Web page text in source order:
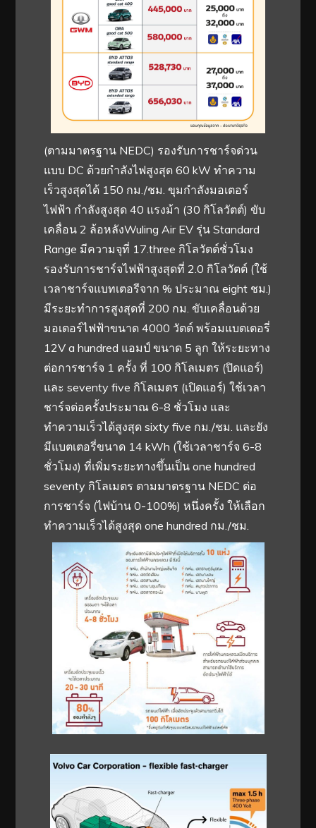
(ตามมาตรฐาน NEDC) รองรับการชาร์จด่วน
แบบ DC ด้วยกำลังไฟสูงสุด 60 kW ทำความ
เร็วสูงสุดได้ 150 กม./ชม. ขุมกำลังมอเตอร์
ไฟฟ้า กำลังสูงสุด 40 แรงม้า (30 กิโลวัตต์) ขับ
เคลื่อน 2 ล้อหลัง​Wuling Air EV รุ่น Standard
Range มีความจุที่ 17.three กิโลวัตต์ชั่วโมง
รองรับการชาร์จไฟฟ้าสูงสุดที่ 2.0 กิโลวัตต์ (ใช้
เวลาชาร์จแบทเตอรีจาก % ประมาณ eight ชม.)
มีระยะทำการสูงสุดที่ 200 กม. ขับเคลื่อนด้วย
มอเตอร์ไฟฟ้าขนาด 4000 วัตต์ พร้อมแบตเตอรี่
12V a hundred แอมป์ ขนาด 5 ลูก ให้ระยะทาง
ต่อการชาร์จ 1 ครั้ง ที่ 100 กิโลเมตร (ปิดแอร์)
และ seventy five กิโลเมตร (เปิดแอร์) ใช้เวลา
ชาร์จต่อครั้งประมาณ 6-8 ชั่วโมง และ
ทำความเร็วได้สูงสุด sixty five กม./ชม. และยัง
มีแบตเตอรี่ขนาด 14 kWh (ใช้เวลาชาร์จ 6-8
ชั่วโมง) ที่เพิ่มระยะทางขึ้นเป็น one hundred
seventy กิโลเมตร ตามมาตรฐาน NEDC ต่อ
การชาร์จ (ไฟบ้าน 0-100%) หนึ่งครั้ง ให้เลือก
ทำความเร็วได้สูงสุด one hundred กม./ชม.